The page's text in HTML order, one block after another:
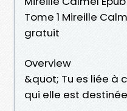
Tome 1 Mireille
gratuit
Overview
&quot; Tu es liée à
qui elle est